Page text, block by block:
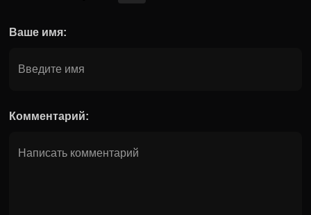
Ваше имя:
Комментарий: